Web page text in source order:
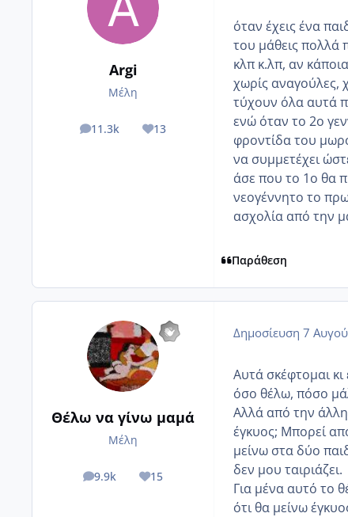
Argi
Μέλη
11.3k
posts 13
Reputation
όταν έχεις ένα
του μάθεις πολλά
κλπ κ.λπ, αν
χωρίς αναγούλες,
τύχουν όλα αυτά
ενώ όταν το 2ο
φροντίδα του
να συμμετέχει
άσε που το 1ο θα
νεογέννητο το
ασχολία από την
Παράθεση
Θέλω να γίνω μαμά
Μέλη
9.9k
posts 15
Reputation
Δημοσίευση 7
Αυτά σκέφτομαι
όσο θέλω, πόσο
Αλλά από την
έγκυος; Μπορεί
μείνω στα δύο
δεν μου ταιριάζει.
Για μένα αυτό το
ότι θα μείνω